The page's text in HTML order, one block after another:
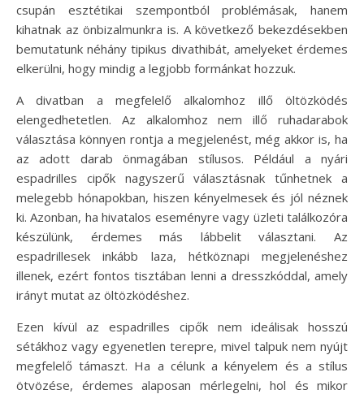
csupán esztétikai szempontból problémásak, hanem
kihatnak az önbizalmunkra is. A következő bekezdésekben
bemutatunk néhány tipikus divathibát, amelyeket érdemes
elkerülni, hogy mindig a legjobb formánkat hozzuk.
A divatban a megfelelő alkalomhoz illő öltözködés
elengedhetetlen. Az alkalomhoz nem illő ruhadarabok
választása könnyen rontja a megjelenést, még akkor is, ha
az adott darab önmagában stílusos. Például a nyári
espadrilles cipők nagyszerű választásnak tűnhetnek a
melegebb hónapokban, hiszen kényelmesek és jól néznek
ki. Azonban, ha hivatalos eseményre vagy üzleti találkozóra
készülünk, érdemes más lábbelit választani. Az
espadrillesek inkább laza, hétköznapi megjelenéshez
illenek, ezért fontos tisztában lenni a dresszkóddal, amely
irányt mutat az öltözködéshez.
Ezen kívül az espadrilles cipők nem ideálisak hosszú
sétákhoz vagy egyenetlen terepre, mivel talpuk nem nyújt
megfelelő támaszt. Ha a célunk a kényelem és a stílus
ötvözése, érdemes alaposan mérlegelni, hol és mikor